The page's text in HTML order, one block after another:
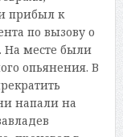
прибыл к
по вызову о
На месте были
опьянения. В
напали на